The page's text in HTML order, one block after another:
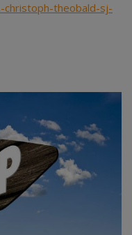
theobald-sj-